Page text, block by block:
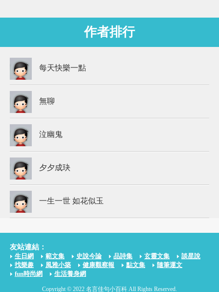
作者排行
每天快樂一點
無聊
泣幽鬼
夕夕成玦
一生一世 如花似玉
友站連結：
生日網 範文集 史說今論 品詩集 玄靈文集
談星說
找樂趣
風雅小築 健康觀察報 點文集
隨筆運文
fun時尚網
生活養身網
Copyright © 2022 名言佳句小百科 All Rights Reserved.